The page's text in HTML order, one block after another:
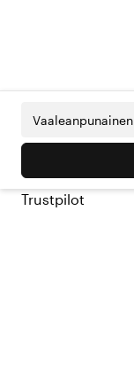
Vaaleanpunainen
Trustpilot